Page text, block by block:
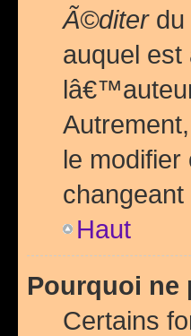
Ã©diterdu
auquel
le modifier
Haut
Pourquoi
Certains